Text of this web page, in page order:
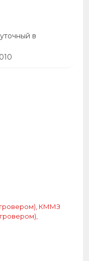
в
гровером), КММЗ